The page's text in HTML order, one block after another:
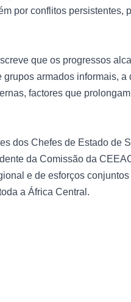
por conflitos persistentes,
que os progressos
armados informais, a
factores que
dos Chefes de Estado de
da Comissão da
e de esforços
a África Central.